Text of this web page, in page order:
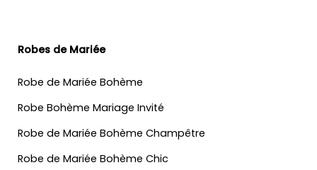
Robes de Mariée
Robe de Mariée Bohème
Robe Bohème Mariage Invité
Robe de Mariée Bohème Champêtre
Robe de Mariée Bohème Chic